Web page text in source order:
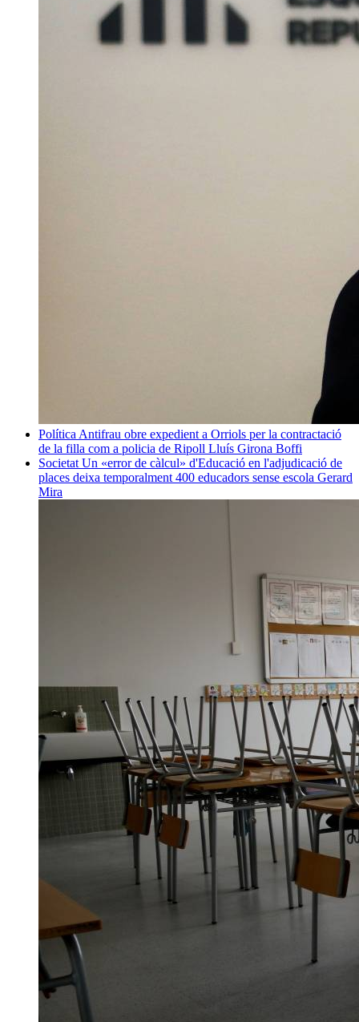
Política Antifrau obre expedient a Orriols per la contractació
de la filla com a policia de Ripoll Lluís Girona Boffi
Societat Un «error de càlcul» d'Educació en l'adjudicació de
places deixa temporalment 400 educadors sense escola Gerard
Mira